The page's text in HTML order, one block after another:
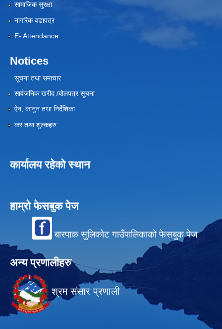
सामाजिक सुरक्षा
नागरिक वडापत्र
E- Attendance
Notices
सूचना तथा समाचार
सार्वजनिक खरीद /बोलपत्र सूचना
ऐन, कानुन तथा निर्देशिका
कर तथा शुल्कहरु
कार्यालय रहेको स्थान
हाम्रो फेसबुक पेज
बारपाक सुलिकोट गाउँपालिकाको फेसबुक पेज
अन्य प्रणालीहरु
श्रम संसार प्रणाली